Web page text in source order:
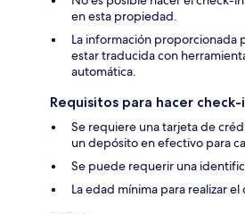
en esta propiedad.
La información proporcionada
estar traducida con
automática.
Requisitos para hacer check-
Se requiere una tarjeta de
un depósito en efectivo para
Se puede requerir una
La edad mínima para realizar